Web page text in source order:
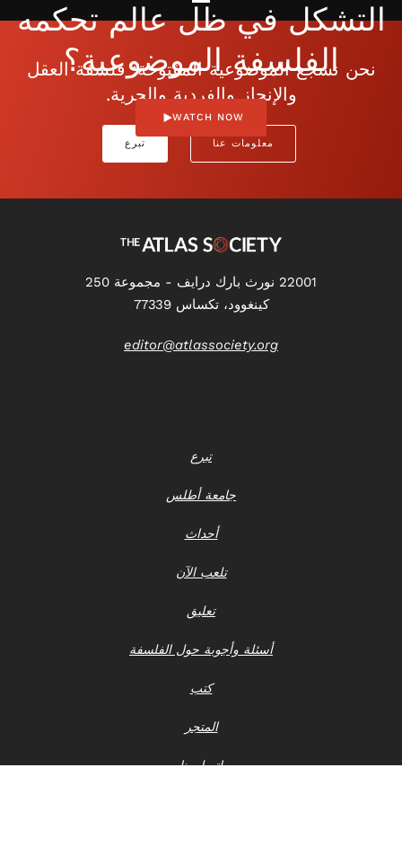
التشكل في ظل عالم تحكمه
الفلسفة الموضوعية؟
WATCH NOW
نحن نشجع الموضوعية المفتوحة: فلسفة العقل
والإنجاز والفردية والحرية.
معلومات عنا تبرع
22001 نورث بارك درايف - مجموعة 250
كينغوود، تكساس 77339
editor@atlassociety.org
تبرع
جامعة أطلس
أحداث
تلعب الآن
تعليق
أسئلة وأجوبة حول الفلسفة
كتب
المتجر
اتصل بنا